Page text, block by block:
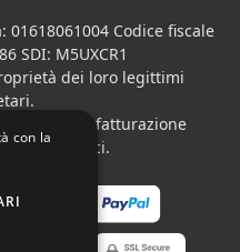
01618061004 Codice fiscale
SDI: M5UXCR1
dei loro legittimi
adibita alla fatturazione
Enti pubblici.
con la